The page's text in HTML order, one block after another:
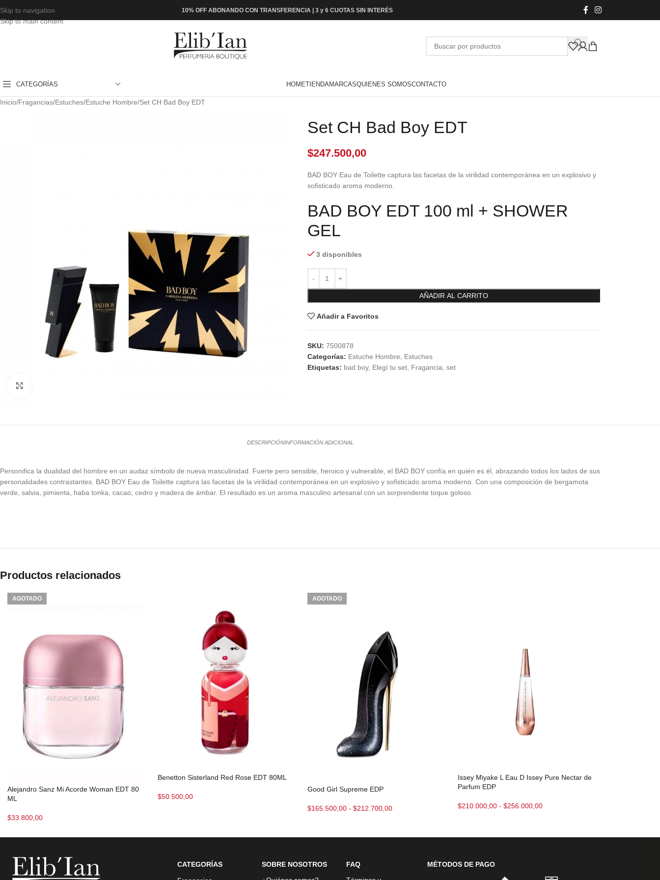
Skip to navigation
Skip to main content
10% OFF ABONANDO CON TRANSFERENCIA | 3 y 6 CUOTAS SIN INTERÉS
CATEGORÍAS HOMETIENDAMARCASQUIENES SOMOSCONTACTO
Inicio Fragancias Estuches Estuche Hombre Set CH Bad Boy EDT
Set CH Bad Boy EDT
$247.500,00
BAD BOY Eau de Toilette captura las facetas de la virilidad contemporánea en un explosivo y
sofisticado aroma moderno.
BAD BOY EDT 100 ml + SHOWER
GEL
3 disponibles
AÑADIR AL CARRITO
Añadir a Favoritos
SKU: 7500878
Categorías: Estuche Hombre
Estuches
Etiquetas: bad boy, Elegí tu set, Fragancia set
DESCRIPCIÓNINFORMACIÓN ADICIONAL
Personifica la dualidad del hombre en un audaz símbolo de nueva masculinidad. Fuerte pero sensible, heroico y vulnerable, el BAD BOY confía en quién es él, abrazando todos los lados de sus
personalidades contrastantes. BAD BOY Eau de Toilette captura las facetas de la virilidad contemporánea en un explosivo y sofisticado aroma moderno. Con una composición de bergamota
verde, salvia, pimienta, haba tonka, cacao, cedro y madera de ámbar. El resultado es un aroma masculino artesanal con un sorprendente toque goloso.
Productos relacionados
AGOTADO
Alejandro Sanz Mi Acorde Woman EDT 80
ML
$33.800,00
Benetton Sisterland Red Rose EDT 80ML
$50.500,00
AGOTADO
Good Girl Supreme EDP
$165.500,00 - $212.700,00
Issey Miyake L Eau D Issey Pure Nectar de
Parfum EDP
$210.000,00 - $256.000,00
CATEGORÍAS
SOBRE NOSOTROS
FAQ
MÉTODOS DE PAGO